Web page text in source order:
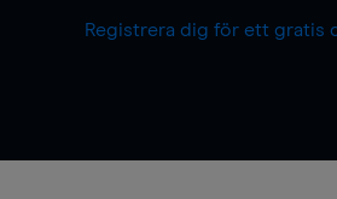
Registrera dig för ett gratis